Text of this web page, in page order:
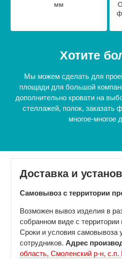
мм
Хотите
Мы можем сделать для
площади для большой
дополнительно кровати на
стеллажей, полок, заказать
многое-многое
Доставка и
Самовывоз с территории
Возможен вывоз изделия в
собранном виде с территории
Сроки и условия самовывоза
сотрудников.Адрес
область, Смоленский р-н, с.п.